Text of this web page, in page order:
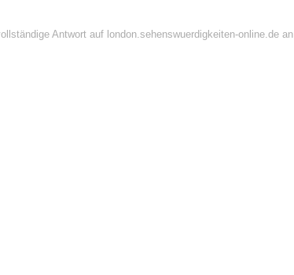
Antwort auf london.sehenswuerdigkeiten-online.de an